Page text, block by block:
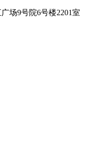
场9号院6号楼2201室